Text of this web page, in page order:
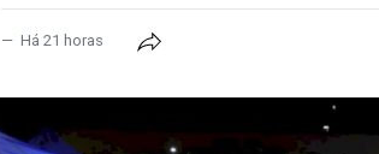
Há 21 horas